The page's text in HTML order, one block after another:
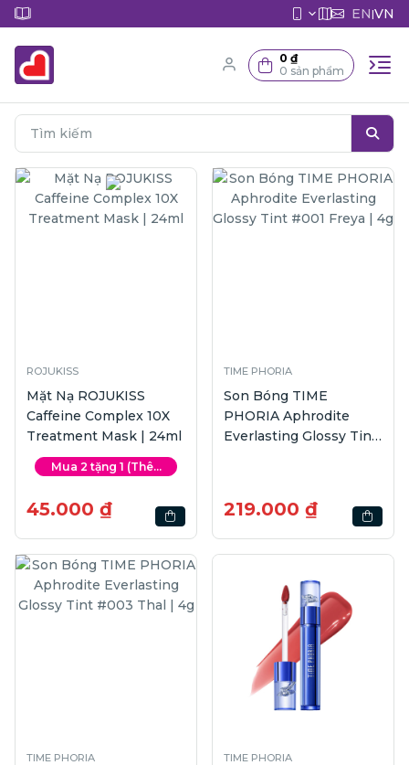
EN|VN
0 ₫
0 sản phẩm
ROJUKISS
Mặt Nạ ROJUKISS
Caffeine Complex 10X
Treatment Mask | 24ml
Mua 2 tặng 1 (Thê...
45.000 ₫
TIME PHORIA
Son Bóng TIME
PHORIA Aphrodite
Everlasting Glossy Tint
219.000 ₫
TIME PHORIA TIME PHORIA